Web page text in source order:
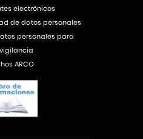
electrónicos
de datos personales
personales para
ARCO